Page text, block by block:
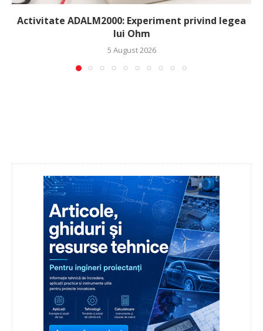
Activitate ADALM2000: Experiment privind legea
lui Ohm
5 August 2026